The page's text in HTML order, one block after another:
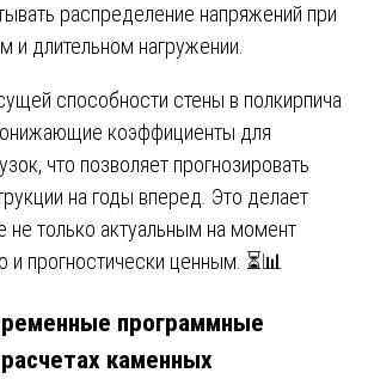
распределение напряжений при
и длительном нагружении.
способности стены в полкирпича
коэффициенты для
что позволяет прогнозировать
на годы вперед. Это делает
не только актуальным на момент
и прогностически ценным. ⏳📊
программные
каменных